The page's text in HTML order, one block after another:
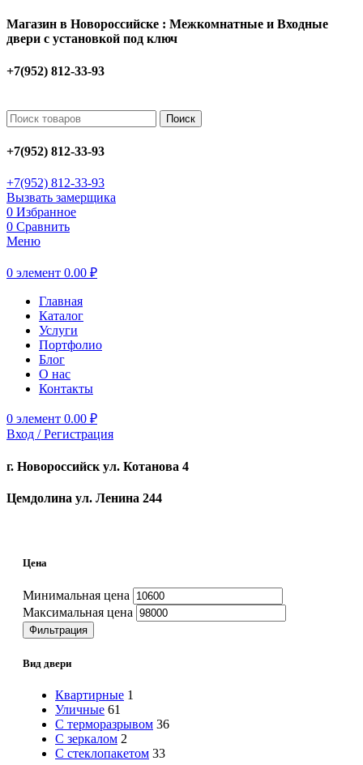
Магазин в Новороссийске : Межкомнатные и Входные
двери с установкой под ключ
+7(952) 812-33-93
Поиск
+7(952) 812-33-93
+7(952) 812-33-93
Вызвать замерщика
0 Избранное
0 Сравнить
Меню
0 элемент 0.00 ₽
Главная
Каталог
Услуги
Портфолио
Блог
О нас
Контакты
0 элемент 0.00 ₽
Вход / Регистрация
г. Новороссийск ул. Котанова 4
Цемдолина ул. Ленина 244
Цена
Минимальная цена
Максимальная цена
Фильтрация
Вид двери
Квартирные 1
Уличные 61
С терморазрывом 36
С зеркалом 2
С стеклопакетом 33